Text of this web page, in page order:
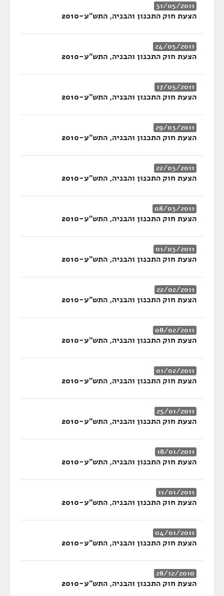
31/05/2011
הצעת חוק התכנון והבניה, התש"ע-2010
24/05/2011
הצעת חוק התכנון והבניה, התש"ע-2010
17/05/2011
הצעת חוק התכנון והבניה, התש"ע-2010
29/03/2011
הצעת חוק התכנון והבניה, התש"ע-2010
22/03/2011
הצעת חוק התכנון והבניה, התש"ע-2010
08/03/2011
הצעת חוק התכנון והבניה, התש"ע-2010
01/03/2011
הצעת חוק התכנון והבניה, התש"ע-2010
22/02/2011
הצעת חוק התכנון והבניה, התש"ע-2010
08/02/2011
הצעת חוק התכנון והבניה, התש"ע-2010
01/02/2011
הצעת חוק התכנון והבניה, התש"ע-2010
25/01/2011
הצעת חוק התכנון והבניה, התש"ע-2010
18/01/2011
הצעת חוק התכנון והבניה, התש"ע-2010
11/01/2011
הצעת חוק התכנון והבניה, התש"ע-2010
04/01/2011
הצעת חוק התכנון והבניה, התש"ע-2010
28/12/2010
הצעת חוק התכנון והבניה, התש"ע-2010